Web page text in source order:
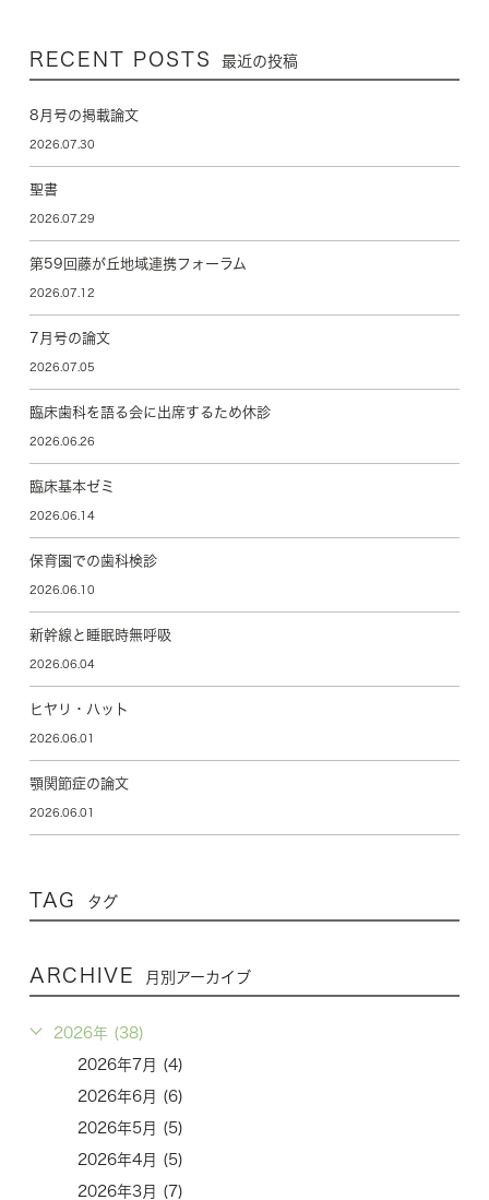
RECENT POSTS 最近の投稿
8月号の掲載論文
2026.07.30
聖書
2026.07.29
第59回藤が丘地域連携フォーラム
2026.07.12
7月号の論文
2026.07.05
臨床歯科を語る会に出席するため休診
2026.06.26
臨床基本ゼミ
2026.06.14
保育園での歯科検診
2026.06.10
新幹線と睡眠時無呼吸
2026.06.04
ヒヤリ・ハット
2026.06.01
顎関節症の論文
2026.06.01
TAG タグ
ARCHIVE 月別アーカイブ
2026年 (38)
2026年7月 (4)
2026年6月 (6)
2026年5月 (5)
2026年4月 (5)
2026年3月 (7)